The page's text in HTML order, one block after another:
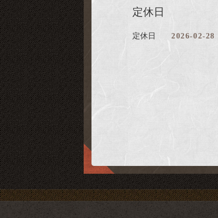
定休日
定休日 2026-02-28